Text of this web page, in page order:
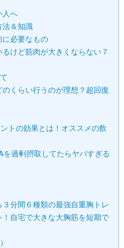
へ
＆知識
必要なもの
けど筋肉が大きくならない７
くらい行うのが理想？超回復
トの効果とは！オススメの飲
過剰摂取してたらヤバすぎる
分間６種類の最強自重胸トレ
自宅で大きな大胸筋を短期で